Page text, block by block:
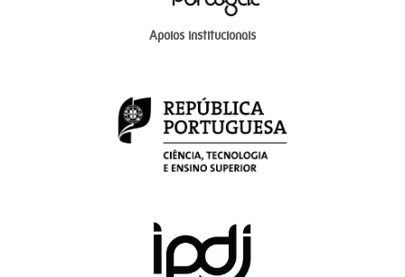
Apoios institucionais